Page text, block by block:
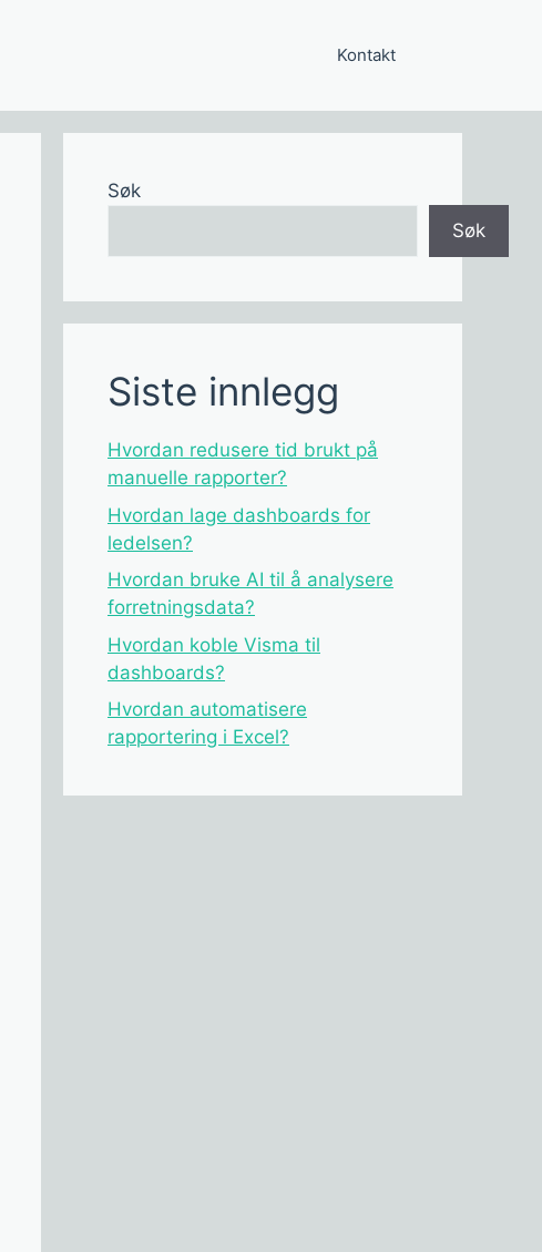
Kontakt
Søk
Søk
Siste innlegg
Hvordan redusere tid brukt på
manuelle rapporter?
Hvordan lage dashboards for
ledelsen?
Hvordan bruke AI til å analysere
forretningsdata?
Hvordan koble Visma til
dashboards?
Hvordan automatisere
rapportering i Excel?